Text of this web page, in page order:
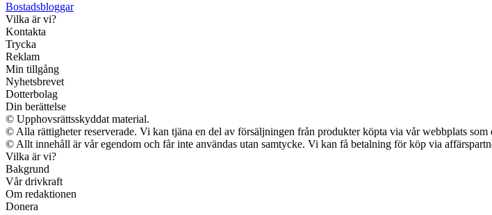
Bostadsbloggar
Vilka är vi?
Kontakta
Trycka
Reklam
Min tillgång
Nyhetsbrevet
Dotterbolag
Din berättelse
© Upphovsrättsskyddat material.
© Alla rättigheter reserverade. Vi kan tjäna en del av försäljningen från produkter köpta via vår webbplats som
© Allt innehåll är vår egendom och får inte användas utan samtycke. Vi kan få betalning för köp via
Vilka är vi?
Bakgrund
Vår drivkraft
Om redaktionen
Donera